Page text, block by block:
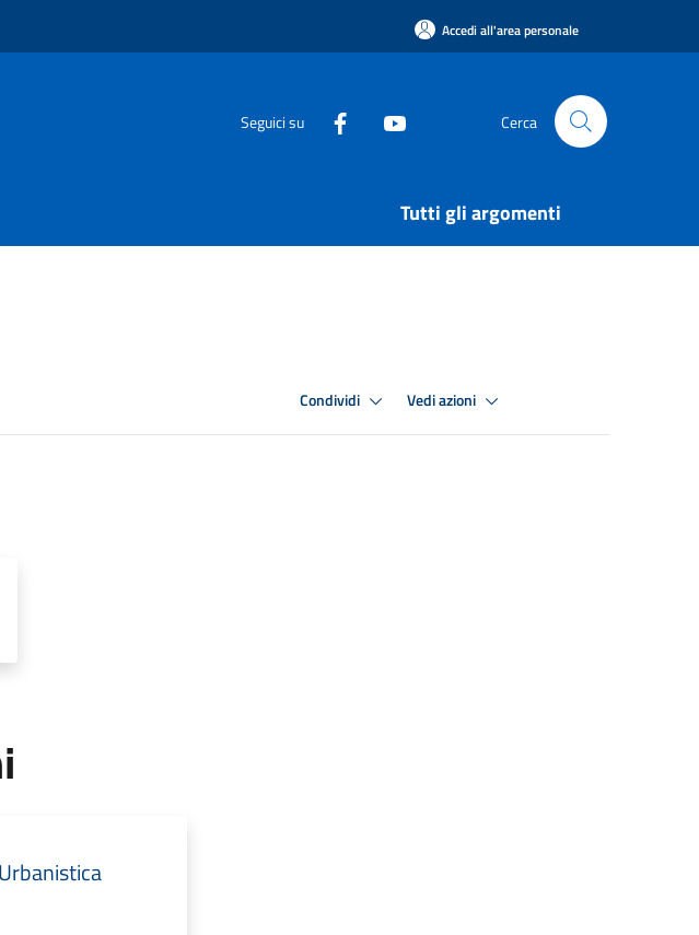
Accedi all'area personale
Seguici su Cerca
Tutti gli argomenti
Condividi Vedi azioni